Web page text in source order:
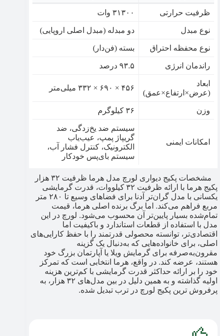
ظرفیت حرارتی ۳۱۳۰۰ وات
نوع مبدل دو مبدله (مبدل اصلی اروپایی)
نوع محفظه احتراق بسته (فن‌دار)
راندمان انرژی ۹۳.۵ درصد
ابعاد
(عرض×ارتفاع×عمق)
۴۵۶ × ۶۹۰ × ۳۳۲ میلی‌متر
وزن ۳۶ کیلوگرم
امکانات ایمنی
سیستم ضد یخ‌زدگی، ضد
گریپاژ پمپ، عیب‌یاب
الکترونیک، کنترل فشار آب،
سیستم بای‌پس خودکار
مشخصات پکیج دیواری لورچ مدل هرما ظرفیت ۳۲ هزار
پکیج هرما با ارائه ظرفیت ۳۲ کیلووات، قدرت گرمایشی
یکسانی با مدل گران‌تر آدنا برای فضاهای وسیع تا ۲۸۰ متر
مربع فراهم می‌کند. اما برگ برنده اصلی هرما، قیمت
تمام‌شده بسیار پایین‌تر آن محسوب می‌شود. لورچ در این
مدل با استفاده از قطعات استاندارد و باکیفیت اما
اقتصادی‌تر، توانسته محصولی قدرتمند را با حفظ کارایی‌های
اصلی، برای خانواده‌هایی که به‌دنبال یک گزینه
مقرون‌به‌صرفه برای گرمایش ویلا یا آپارتمان بزرگ خود
هستند، عرضه کند. در واقع، هرما انتخابی است که تمرکز
خود را بر ارائه حداکثر قدرت گرمایشی با کم‌ترین هزینه
اولیه گذاشته و به همین دلیل در بین مدل‌های ۳۲ هزار، به
پرفروش ترین پکیج لورچ​ در ترب تبدیل شده.